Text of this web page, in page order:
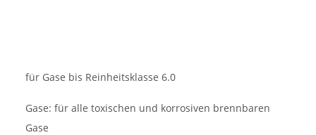
für Gase bis Reinheitsklasse 6.0
Gase: für alle toxischen und korrosiven brennbaren
Gase